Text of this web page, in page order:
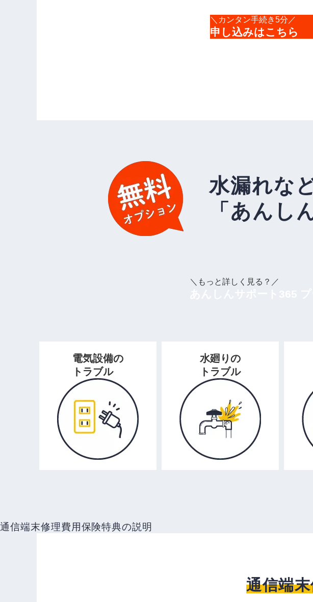
＼カンタン手続き5分／
申し込みはこちら
水漏れな
「あんし
＼もっと詳しく見る？／
電気設備の
トラブル
水廻りの
トラブル
通信端末修理費用保険特典の説明
通信端